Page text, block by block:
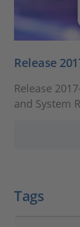
Release
Release
and System
Tags